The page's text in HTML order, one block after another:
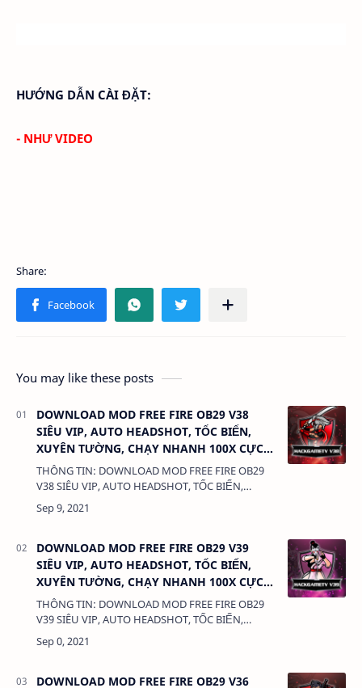
HƯỚNG DẪN CÀI ĐẶT:
- NHƯ VIDEO
You may like these posts
DOWNLOAD MOD FREE FIRE OB29 V38
SIÊU VIP, AUTO HEADSHOT, TỐC BIẾN,
XUYÊN TƯỜNG, CHẠY NHANH 100X CỰC
VIP FIX LỖI KHÓA ID, KHÔNG KHÓA ACC
THÔNG TIN: DOWNLOAD MOD FREE FIRE OB29
V38 SIÊU VIP, AUTO HEADSHOT, TỐC BIẾN,
XUYÊN TƯỜNG, CHẠY NHANH 100X CỰC VIP FIX
LỖI KHÓA ID, KHÔNG KHÓA ACC DUNG LƯỢNG:
DOWNLOAD MOD FREE FIRE OB29 V39
SIÊU VIP, AUTO HEADSHOT, TỐC BIẾN,
XUYÊN TƯỜNG, CHẠY NHANH 100X CỰC
VIP FIX LỖI KHÓA ID, KHÔNG KHÓA ACC
THÔNG TIN: DOWNLOAD MOD FREE FIRE OB29
V39 SIÊU VIP, AUTO HEADSHOT, TỐC BIẾN,
XUYÊN TƯỜNG, CHẠY NHANH 100X CỰC VIP FIX
LỖI KHÓA ID, KHÔNG KHÓA ACC DUNG LƯỢNG:
DOWNLOAD MOD FREE FIRE OB29 V36